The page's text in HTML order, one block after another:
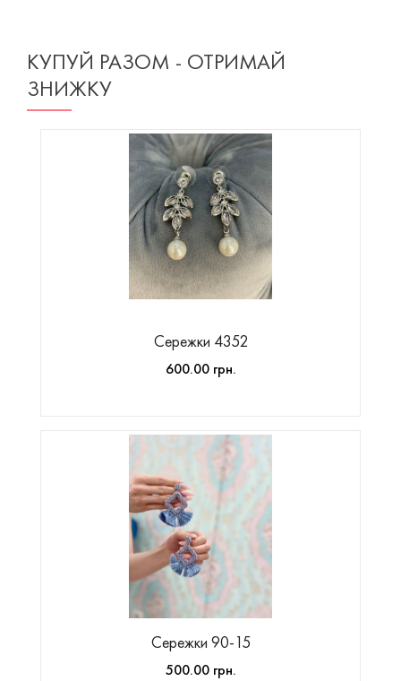
КУПУЙ РАЗОМ - ОТРИМАЙ
ЗНИЖКУ
Сережки 4352
600.00 грн.
Сережки 90-15
500.00 грн.